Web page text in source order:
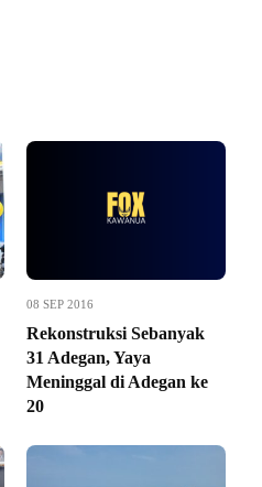
08 SEP 2016
Rekonstruksi Sebanyak
31 Adegan, Yaya
Meninggal di Adegan ke
20